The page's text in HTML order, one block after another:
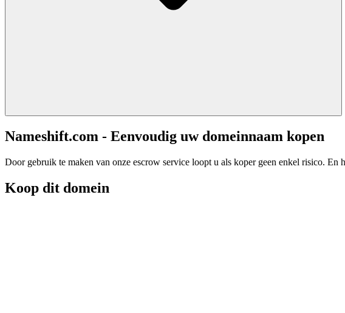
Nameshift.com - Eenvoudig uw domeinnaam kopen
Door gebruik te maken van onze escrow service loopt u als koper geen enkel risico. En
Koop dit domein